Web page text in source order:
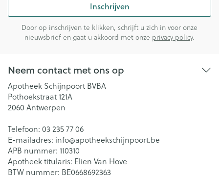
Inschrijven
Door op inschrijven te klikken, schrijft u zich in voor onze
nieuwsbrief en gaat u akkoord met onze privacy policy.
Neem contact met ons op
Apotheek Schijnpoort BVBA
Pothoekstraat 121A
2060 Antwerpen
Telefoon: 03 235 77 06
E-mailadres: info@apotheekschijnpoort.be
APB nummer: 110310
Apotheek titularis: Elien Van Hove
BTW nummer: BE0668692363